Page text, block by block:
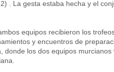
. La gesta estaba hecha y el
equipos recibieron los
y encuentros de
donde los dos equipos